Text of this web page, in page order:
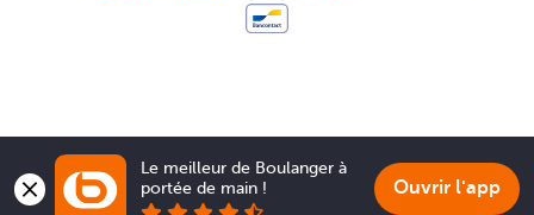
Le meilleur de Boulanger à
portée de main !
Ouvrir l'app